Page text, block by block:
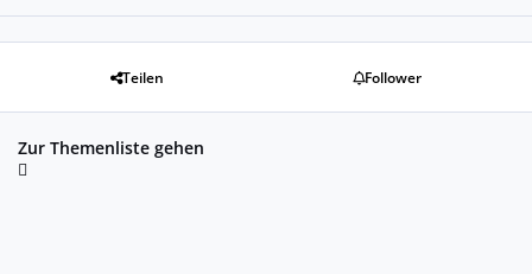
Teilen Follower
Zur Themenliste gehen